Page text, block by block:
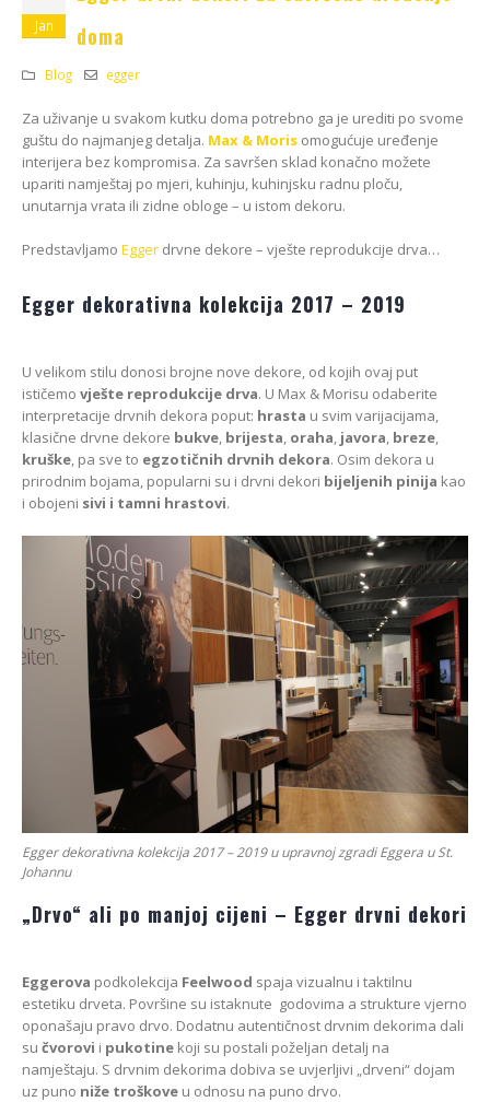
Jan
doma
Blog egger
Za uživanje u svakom kutku doma potrebno ga je urediti po svome
guštu do najmanjeg detalja. Max & Moris omogućuje uređenje
interijera bez kompromisa. Za savršen sklad konačno možete
upariti namještaj po mjeri, kuhinju, kuhinjsku radnu ploču,
unutarnja vrata ili zidne obloge – u istom dekoru.
Predstavljamo Egger drvne dekore – vješte reprodukcije drva…
Egger dekorativna kolekcija 2017 – 2019
U velikom stilu donosi brojne nove dekore, od kojih ovaj put
ističemo vješte reprodukcije drva. U Max & Morisu odaberite
interpretacije drvnih dekora poput: hrasta u svim varijacijama,
klasične drvne dekore bukve, brijesta, oraha, javora, breze,
kruške, pa sve to egzotičnih drvnih dekora. Osim dekora u
prirodnim bojama, popularni su i drvni dekori bijeljenih pinija kao
i obojeni sivi i tamni hrastovi.
Egger dekorativna kolekcija 2017 – 2019 u upravnoj zgradi Eggera u St.
Johannu
„Drvo“ ali po manjoj cijeni – Egger drvni dekori
Eggerova podkolekcija Feelwood spaja vizualnu i taktilnu
estetiku drveta. Površine su istaknute godovima a strukture vjerno
oponašaju pravo drvo. Dodatnu autentičnost drvnim dekorima dali
su čvorovi i pukotine koji su postali poželjan detalj na
namještaju. S drvnim dekorima dobiva se uvjerljivi „drveni“ dojam
uz puno niže troškove u odnosu na puno drvo.
Kako odabrati pravi
15/01/2025
podove
15/01/2025
Inspiracija bez
Pogledajte kako
spaja i najzahtjevnije
kutove
12/05/2026